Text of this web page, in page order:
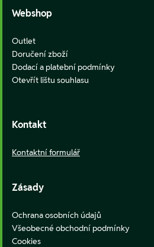
Webshop
Outlet
Doručení zboží
Dodací a platební podmínky
Otevřít lištu souhlasu
Kontakt
Kontaktní formulář
Zásady
Ochrana osobních údajů
Všeobecné obchodní podmínky
Cookies